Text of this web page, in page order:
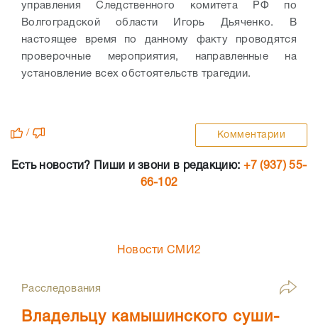
управления Следственного комитета РФ по
Волгоградской области Игорь Дьяченко. В
настоящее время по данному факту проводятся
проверочные мероприятия, направленные на
установление всех обстоятельств трагедии.
/ Комментарии
Есть новости? Пиши и звони в редакцию: +7 (937) 55-
66-102
Новости СМИ2
Расследования
Владельцу камышинского суши-